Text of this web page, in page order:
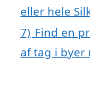
eller hele
7) Find en
af tag i